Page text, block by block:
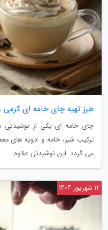
طرز تهیه چای خامه ای
چای خامه ای یکی از
ترکیب شیر، خامه و ادویه های
می گردد. این نوشیدنی علاوه...
12 شهریور 1404